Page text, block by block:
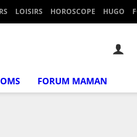
LOISIRS HOROSCOPE HUGO
FORUM MAMAN